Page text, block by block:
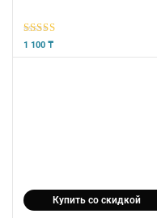
5 из 5
1 100 ₸
Купить со скидкой